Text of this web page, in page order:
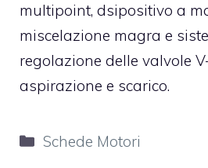
multipoint, dsipositivo a
miscelazione magra e
regolazione delle valvole
aspirazione e scarico.
Categorie
Schede Motori